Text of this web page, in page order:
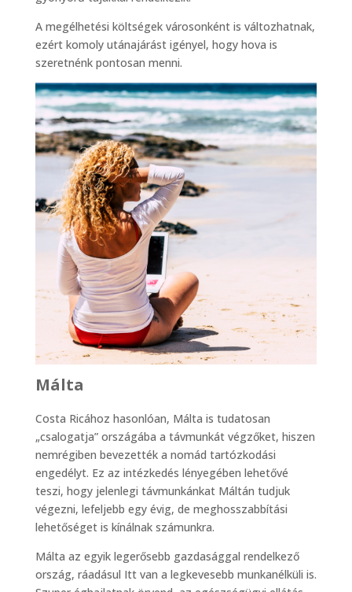
A megélhetési költségek városonként is változhatnak,
ezért komoly utánajárást igényel, hogy hova is
szeretnénk pontosan menni.
Málta
Costa Ricához hasonlóan, Málta is tudatosan
„csalogatja” országába a távmunkát végzőket, hiszen
nemrégiben bevezették a nomád tartózkodási
engedélyt. Ez az intézkedés lényegében lehetővé
teszi, hogy jelenlegi távmunkánkat Máltán tudjuk
végezni, lefeljebb egy évig, de meghosszabbítási
lehetőséget is kínálnak számunkra.
Málta az egyik legerősebb gazdasággal rendelkező
ország, ráadásul Itt van a legkevesebb munkanélküli is.